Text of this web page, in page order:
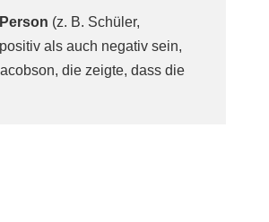
(z. B. Schüler,
als auch negativ sein,
die zeigte, dass die